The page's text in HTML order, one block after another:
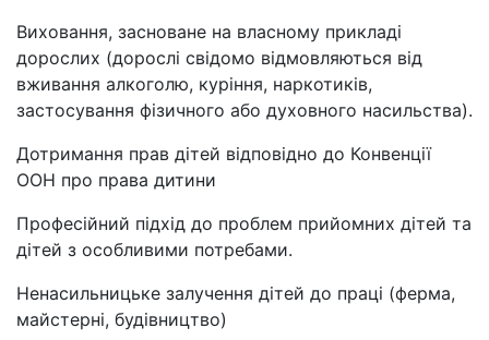
Виховання, засноване на власному прикладі
дорослих (дорослі свідомо відмовляються від
вживання алкоголю, куріння, наркотиків,
застосування фізичного або духовного насильства).
Дотримання прав дітей відповідно до Конвенції
ООН про права дитини
Професійний підхід до проблем прийомних дітей та
дітей з особливими потребами.
Ненасильницьке залучення дітей до праці (ферма,
майстерні, будівництво)